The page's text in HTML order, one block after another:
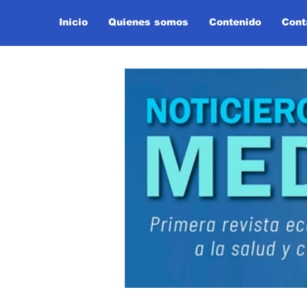
Inicio Quienes somos Contenido